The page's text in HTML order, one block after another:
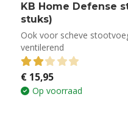
KB Home Defense
stuks)
Ook voor scheve
ventilerend
2.00out of 5
€ 15,95
Op voorraad